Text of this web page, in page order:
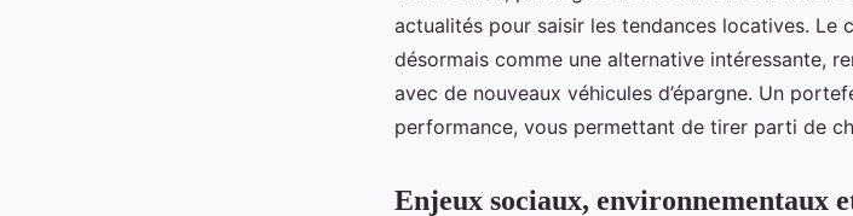
actualités pour saisir les tendances locatives. Le
désormais comme une alternative intéressante,
avec de nouveaux véhicules d’épargne. Un
performance, vous permettant de tirer parti de
Enjeux sociaux, environnementaux